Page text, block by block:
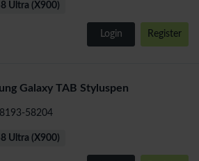
Ultra (X900)
Login Register
Galaxy TAB Styluspen
58204
Ultra (X900)